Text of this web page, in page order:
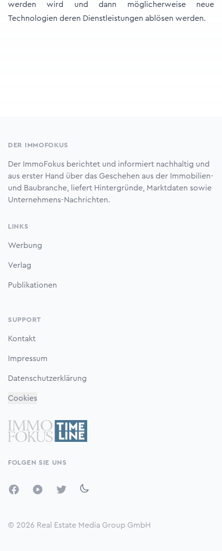
werden wird und dann möglicherweise neue
Technologien deren Dienstleistungen ablösen werden.
DER IMMOFOKUS
Der ImmoFokus berichtet und informiert nachhaltig und
aus erster Hand über das Geschehen aus der Immobilien-
und Baubranche, liefert Hintergründe, Marktdaten sowie
Unternehmens-Nachrichten.
LINKS
Werbung
Verlag
Publikationen
SUPPORT
Kontakt
Impressum
Datenschutzerklärung
Cookies
FOLGEN SIE UNS
FacebookYouTubeTwitter
© 2026 Real Estate Media Group GmbH